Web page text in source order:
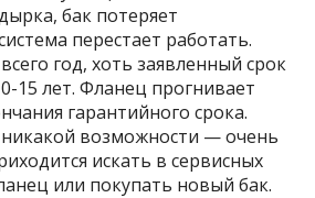
бак потеряет
перестает работать.
год, хоть заявленный срок
15 лет. Фланец прогнивает
гарантийного срока.
никакой возможности — очень
искать в сервисных
или покупать новый бак.